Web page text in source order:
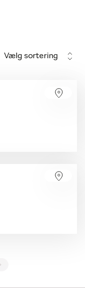
Vælg sortering